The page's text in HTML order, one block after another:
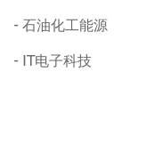
石油化工能源
IT电子科技